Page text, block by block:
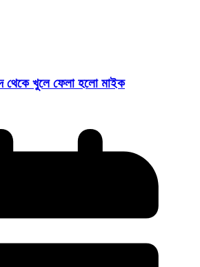
থেকে খুলে ফেলা হলো মাইক